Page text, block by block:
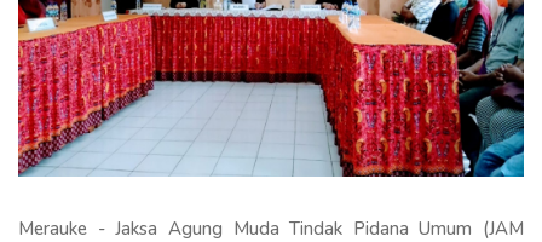
Merauke - Jaksa Agung Muda Tindak Pidana Umum (JAM